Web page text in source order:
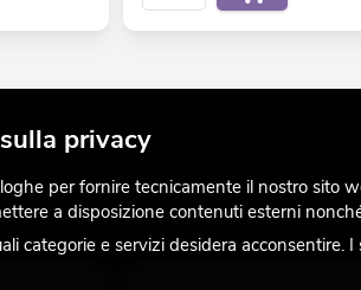
privacy
per fornire tecnicamente il nostro sito
a disposizione contenuti esterni
categorie e servizi desidera acconsentire.